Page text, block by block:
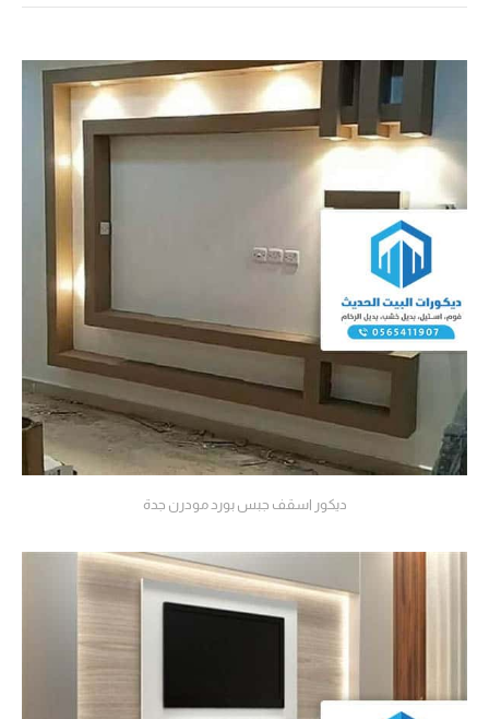
ديكور اسقف جبس بورد مودرن جدة